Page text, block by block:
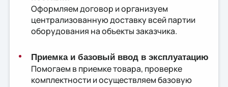
Оформляем договор и организуем
централизованную доставку всей партии
оборудования на объекты заказчика.
Приемка и базовый ввод в эксплуатацию
Помогаем в приемке товара, проверке
комплектности и осуществляем базовую